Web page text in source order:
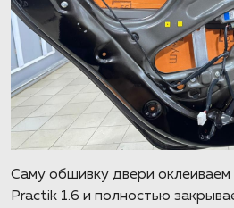
Саму обшивку двери оклеиваем
Practik 1.6 и полностью